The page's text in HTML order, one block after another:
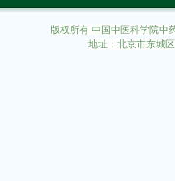
版权所有 中国中医科学院中
地址：北京市东城